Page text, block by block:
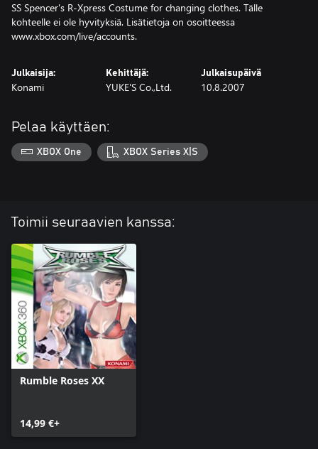
SS Spencer's R-Xpress Costume for changing clothes. Tälle
kohteelle ei ole hyvityksiä. Lisätietoja on osoitteessa
www.xbox.com/live/accounts.
Julkaisija:
Konami
Kehittäjä:
YUKE'S Co.,Ltd.
Julkaisupäivä
10.8.2007
Pelaa käyttäen:
XBOX One XBOX Series X|S
Toimii seuraavien kanssa:
Rumble Roses XX
14,99 €+